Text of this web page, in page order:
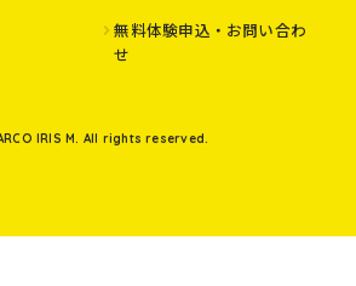
無料体験申込・お問い合わ
せ
IRIS M. All rights reserved.